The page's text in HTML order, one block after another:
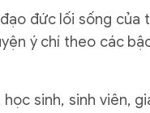
đức lối sống
ý chí theo các
sinh, sinh viên,